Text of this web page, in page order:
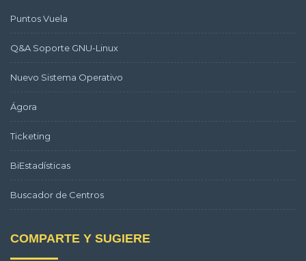
Puntos Vuela
Q&A Soporte GNU-Linux
Nuevo Sistema Operativo
Ágora
Ticketing
BiEstadísticas
Buscador de Centros
COMPARTE Y SUGIERE